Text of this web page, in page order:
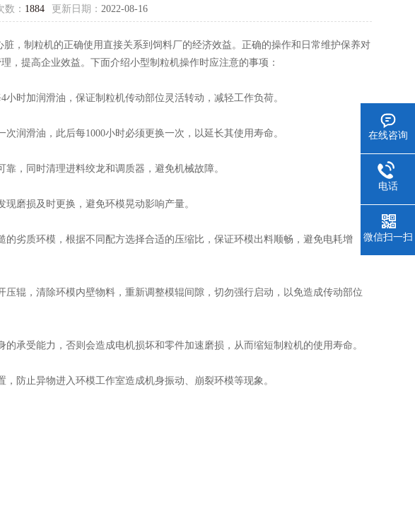
数： 1884 更新日期： 2022-08-16
，制粒机的正确使用直接关系到饲料厂的经济效益。正确的操作和日常维护保养对
，提高企业效益。下面介绍小型制粒机操作时应注意的事项：
加润滑油，保证制粒机传动部位灵活转动，减轻工作负荷。
滑油，此后每1000小时必须更换一次，以延长其使用寿命。
，同时清理进料绞龙和调质器，避免机械故障。
磨损及时更换，避免环模晃动影响产量。
劣质环模，根据不同配方选择合适的压缩比，保证环模出料顺畅，避免电耗增
辊，清除环模内壁物料，重新调整模辊间隙，切勿强行启动，以免造成传动部位
受能力，否则会造成电机损坏和零件加速磨损，从而缩短制粒机的使用寿命。
止异物进入环模工作室造成机身振动、崩裂环模等现象。
在线咨询
电话
微信扫一扫